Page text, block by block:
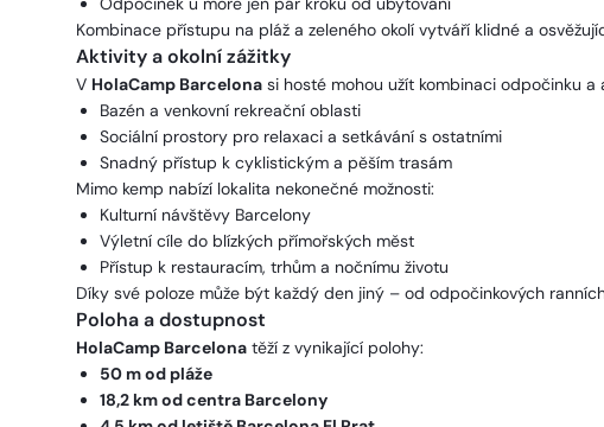
Kombinace přístupu na pláž a zeleného okolí vytváří klidné a
Aktivity a okolní zážitky
V HolaCamp Barcelona si hosté mohou užít kombinaci odpočinku a
Bazén a venkovní rekreační oblasti
Sociální prostory pro relaxaci a setkávání s ostatními
Snadný přístup k cyklistickým a pěším trasám
Mimo kemp nabízí lokalita nekonečné možnosti:
Kulturní návštěvy Barcelony
Výletní cíle do blízkých přímořských měst
Přístup k restauracím, trhům a nočnímu životu
Díky své poloze může být každý den jiný – od odpočinkových
Poloha a dostupnost
HolaCamp Barcelona těží z vynikající polohy:
50 m od pláže
18,2 km od centra Barcelony